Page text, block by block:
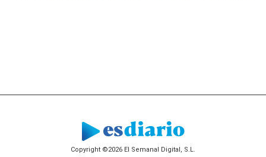
Copyright ©2026 El Semanal Digital, S.L.